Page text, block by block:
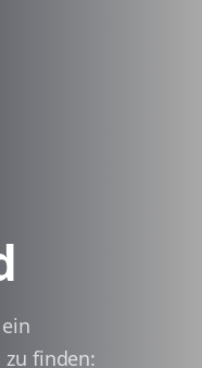
finden: